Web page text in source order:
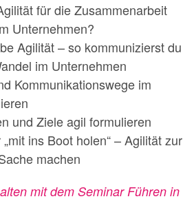
für die Zusammenarbeit
Unternehmen?
Agilität – so kommunizierst du
im Unternehmen
Kommunikationswege im
und Ziele agil formulieren
ins Boot holen“ – Agilität zur
machen
mit dem Seminar Führen in